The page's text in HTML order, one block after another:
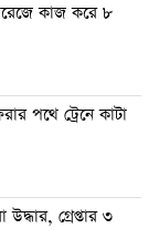
কাজ করে ৮
পথে ট্রেনে কাটা
গ্রেপ্তার ৩